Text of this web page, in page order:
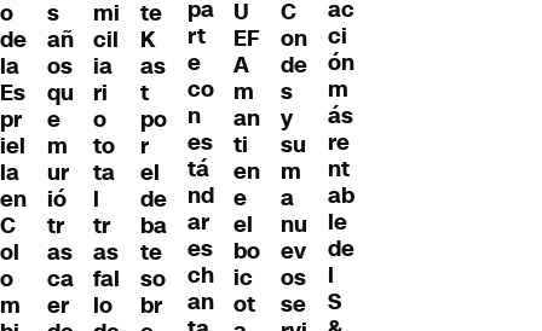
o
de
la
Es
pr
iel
la
en
C
ol
o
m
s
añ
os
qu
e
m
ur
ió
tr
as
ca
er
mi
cil
ia
ri
o
to
ta
l
tr
as
fal
lo
te
K
as
t
po
r
el
de
ba
te
so
br
pa
rt
e
co
n
es
tá
nd
ar
es
ch
an
U
EF
A
m
an
ti
en
e
el
bo
ic
ot
C
on
de
s
y
su
m
a
nu
ev
os
se
ac
ci
ón
m
ás
re
nt
ab
le
de
l
S